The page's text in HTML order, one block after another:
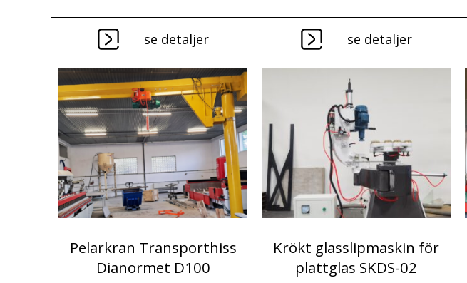
se detaljer se detaljer
Pelarkran Transporthiss
Dianormet D100
Krökt glasslipmaskin för
plattglas SKDS-02